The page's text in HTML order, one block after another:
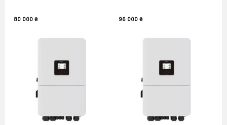
80 000 ₴ 96 000 ₴